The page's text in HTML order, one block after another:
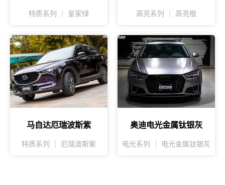
特质系列 ｜ 皇家绿 高亮系列 ｜ 高亮橙
马自达厄瑞波斯紫
特质系列 ｜ 厄瑞波斯紫
奥迪电光金属钛银灰
电光系列 ｜ 电光金属钛银灰